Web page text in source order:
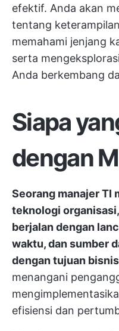
efektif. Anda akan
tentang
memahami jenjang
serta
Anda berkembang
Siapa
dengan
Seorang manajer TI
teknologi
berjalan dengan
waktu, dan sumber
dengan tujuan bisnis
menangani
efisiensi dan